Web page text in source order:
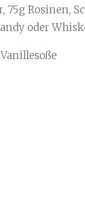
75g Rosinen,
oder